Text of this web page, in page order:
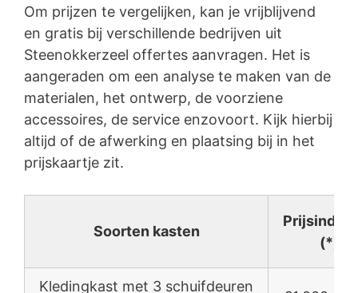
Om prijzen te vergelijken, kan je vrijblijvend
en gratis bij verschillende bedrijven uit
Steenokkerzeel offertes aanvragen. Het is
aangeraden om een analyse te maken van de
materialen, het ontwerp, de voorziene
accessoires, de service enzovoort. Kijk hierbij
altijd of de afwerking en plaatsing bij in het
prijskaartje zit.
Soorten kasten
(*)
Kledingkast met 3 schuifdeuren